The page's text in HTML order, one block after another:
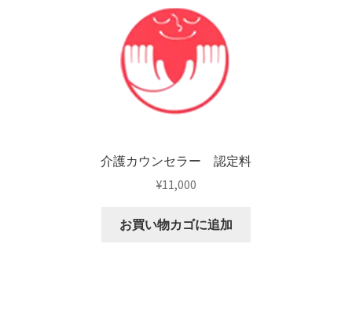
介護カウンセラー 認定料
¥11,000
お買い物カゴに追加